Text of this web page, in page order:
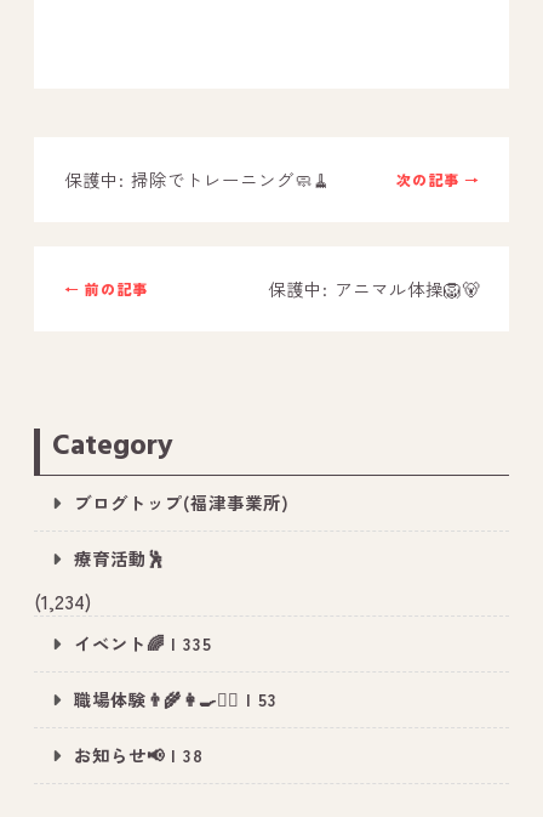
スタッフブログ
－ 福津事業所のブログ
－ 鳥栖事業所のブログ
All Peace｜オールピース
Instagram 事業所紹介動画
次の記事 →
保護中: 掃除でトレーニング🧼🧹
← 前の記事 保護中: アニマル体操🦁🐻
Category
ブログトップ(福津事業所)
療育活動🕺
(1,234)
イベント🌈 | 335
職場体験👨‍🌾👩‍🍳👮‍♂️ | 53
お知らせ📢 | 38